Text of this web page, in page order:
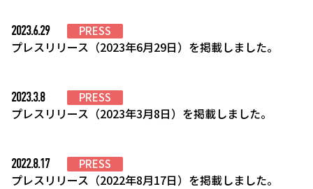
2023.6.29 PRESS
プレスリリース（2023年6月29日）を掲載しました。
2023.3.8 PRESS
プレスリリース（2023年3月8日）を掲載しました。
2022.8.17 PRESS
プレスリリース（2022年8月17日）を掲載しました。